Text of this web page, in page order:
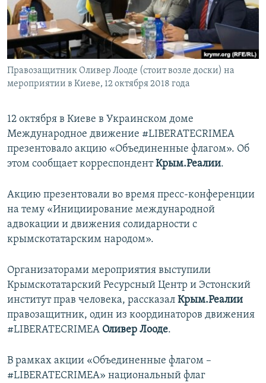
ПОБЕДИТЕЛЕЙ НЕ СУДЯТ?
КРЫМ.НЕПОКОРЕННЫЙ
ELIFBE
УКРАИНСКАЯ ПРОБЛЕМА КРЫМА
ПРИСОЕДИНЯЙТЕСЬ!
Все сайты RFE/RL
Правозащитник Оливер Лооде (стоит возле доски) на
мероприятии в Киеве, 12 октября 2018 года
12 октября в Киеве в Украинском доме
Международное движение #LIBERATECRIMEA
презентовало акцию «Объединенные флагом». Об
этом сообщает корреспондентКрым.Реалии.
Акцию презентовали во время пресс-конференции
на тему «Инициирование международной
адвокации и движения солидарности с
крымскотатарским народом».
Организаторами мероприятия выступили
Крымскотатарский Ресурсный Центр и Эстонский
институт прав человека, рассказал Крым.Реалии
правозащитник, один из координаторов движения
#LIBERATECRIMEA Оливер Лооде.
В рамках акции «Объединенные флагом –
#LIBERATECRIMEA» национальный флаг